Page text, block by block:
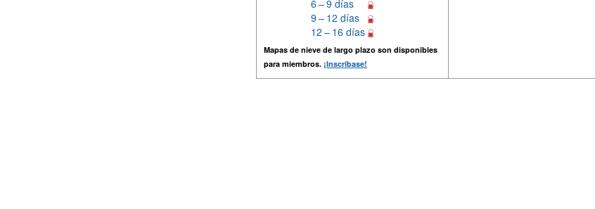
6 – 9 días
9 – 12 días
12 – 16 días
Mapas de nieve de largo plazo son disponibles
para miembros. ¡Inscríbase!